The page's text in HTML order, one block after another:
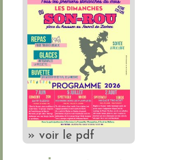
» voir le pdf